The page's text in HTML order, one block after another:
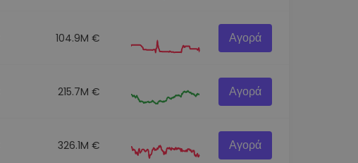
104.9M € Αγορά
215.7M € Αγορά
326.1M € Αγορά